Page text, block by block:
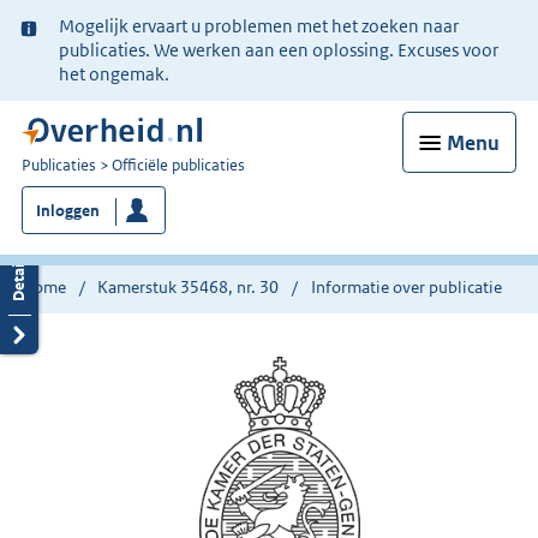
Ter
informatie:
Mogelijk ervaart u problemen met het zoeken naar
publicaties. We werken aan een oplossing. Excuses voor
het ongemak.
Menu
U
bent
nu
hier:
Publicaties Officiële publicaties
Inloggen
Home Kamerstuk 35468, nr. 30 Informatie over publicatie